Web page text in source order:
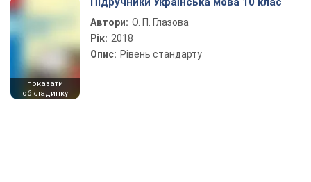
показати
обкладинку
Автори: О. П. Глазова
Рік: 2018
Опис: Рівень стандарту